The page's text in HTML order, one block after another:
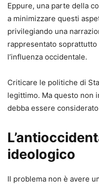
Eppure, una parte della
a minimizzare questi
privilegiando una
rappresentato
l’influenza occidentale.
Criticare le politiche di
legittimo. Ma questo non
debba essere
ideologico
Il problema non è avere